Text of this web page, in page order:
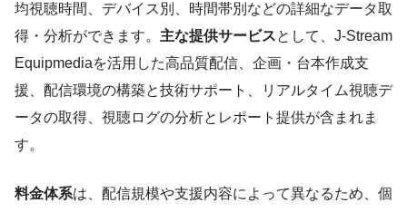
均視聴時間、デバイス別、時間帯別などの詳細なデータ取
得・分析ができます。 主な提供サービスとして、J-Stream
Equipmediaを活用した高品質配信、企画・台本作成支
援、配信環境の構築と技術サポート、リアルタイム視聴デ
ータの取得、視聴ログの分析とレポート提供が含まれま
す。
料金体系は、配信規模や支援内容によって異なるため、個